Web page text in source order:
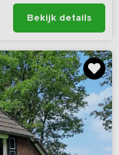
Bekijk details